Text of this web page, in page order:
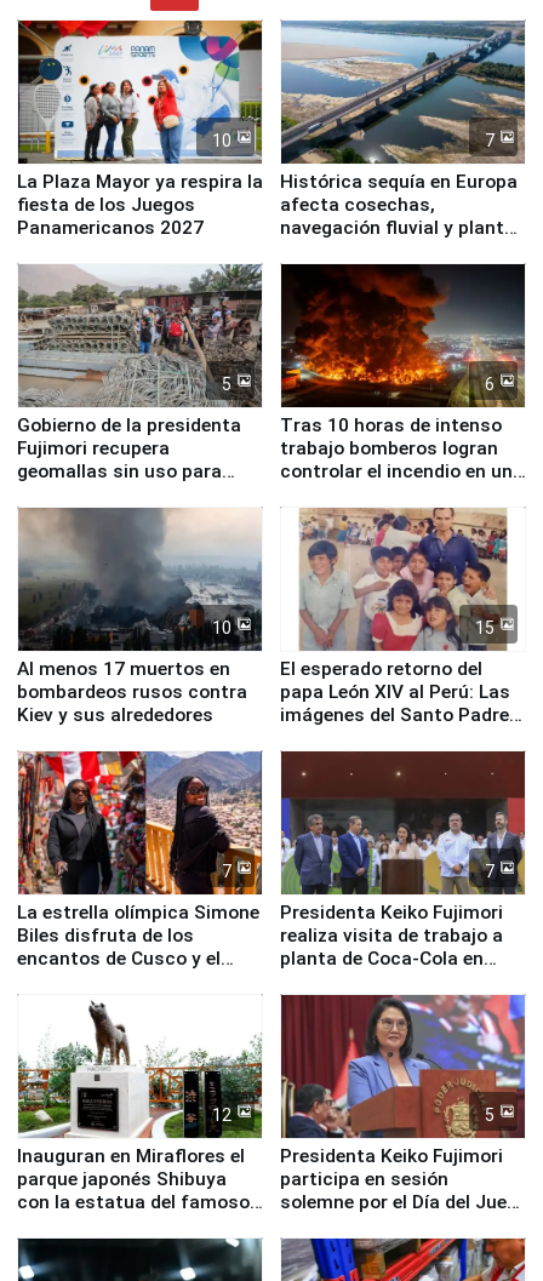
10
La Plaza Mayor ya respira la
fiesta de los Juegos
Panamericanos 2027
7
Histórica sequía en Europa
afecta cosechas,
navegación fluvial y plantas
5
Gobierno de la presidenta
Fujimori recupera
geomallas sin uso para
Fenómeno El Niño
6
Tras 10 horas de intenso
trabajo bomberos logran
controlar el incendio en una
de Chile
10
Al menos 17 muertos en
bombardeos rusos contra
Kiev y sus alrededores
15
El esperado retorno del
papa León XIV al Perú: Las
imágenes del Santo Padre
7
La estrella olímpica Simone
Biles disfruta de los
encantos de Cusco y el
7
Presidenta Keiko Fujimori
realiza visita de trabajo a
planta de Coca-Cola en
12
Inauguran en Miraflores el
parque japonés Shibuya
con la estatua del famoso
5
Presidenta Keiko Fujimori
participa en sesión
solemne por el Día del Juez